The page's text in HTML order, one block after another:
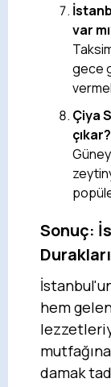
var
gece
Çiya
çıkar?
Sonuç:
hem
damak